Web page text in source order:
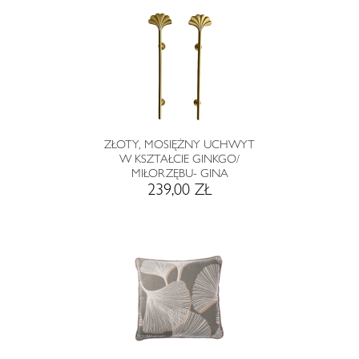
ZŁOTY, MOSIĘŻNY UCHWYT
W KSZTAŁCIE GINKGO/
MIŁORZĘBU- GINA
239,00 ZŁ